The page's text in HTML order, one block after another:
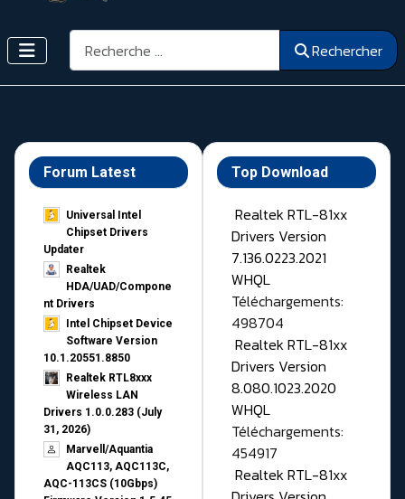
Rechercher Rechercher
Forum Latest
Universal Intel
Chipset Drivers
Updater​
Realtek
HDA/UAD/Compone
nt Drivers
Intel Chipset Device
Software Version
10.1.20551.8850
Realtek RTL8xxx
Wireless LAN
Drivers 1.0.0.283 (July
31, 2026)
Marvell/Aquantia
AQC113, AQC113C,
AQC-113CS (10Gbps)
Top Download
Realtek RTL-81xx
Drivers Version
7.136.0223.2021
WHQL
Téléchargements:
498704
Realtek RTL-81xx
Drivers Version
8.080.1023.2020
WHQL
Téléchargements:
454917
Realtek RTL-81xx